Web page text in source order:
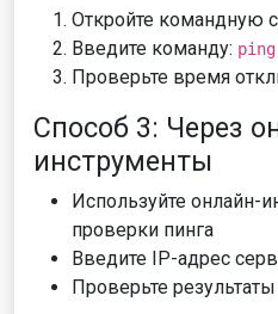
Откройте командную
Введите команду:
Проверьте время
Способ 3: Через
инструменты
Используйте онлайн-
проверки пинга
Введите IP-адрес
Проверьте результаты